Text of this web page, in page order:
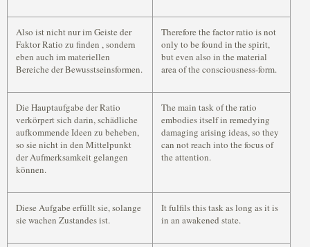
Also ist nicht nur im Geiste der
Faktor Ratio zu finden , sondern
eben auch im materiellen
Bereiche der Bewusstseinsformen.
Therefore the factor ratio is not
only to be found in the spirit,
but even also in the material
area of the consciousness-form.
Die Hauptaufgabe der Ratio
verkörpert sich darin, schädliche
aufkommende Ideen zu beheben,
so sie nicht in den Mittelpunkt
der Aufmerksamkeit gelangen
können.
The main task of the ratio
embodies itself in remedying
damaging arising ideas, so they
can not reach into the focus of
the attention.
Diese Aufgabe erfüllt sie, solange
sie wachen Zustandes ist.
It fulfils this task as long as it is
in an awakened state.